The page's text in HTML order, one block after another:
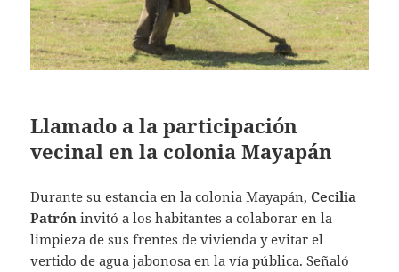
Llamado a la participación
vecinal en la colonia Mayapán
Durante su estancia en la colonia Mayapán,Cecilia
Patrón invitó a los habitantes a colaborar en la
limpieza de sus frentes de vivienda y evitar el
vertido de agua jabonosa en la vía pública. Señaló